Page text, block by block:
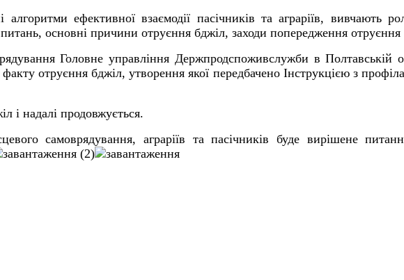
ефективної взаємодії пасічників та аграріїв, вивчають
основні причини отруєння бджіл, заходи попередження
Головне управління Держпродспоживслужби в Полтавській
факту отруєння бджіл, утворення якої передбачено Інструкцією з
і надалі продовжується.
самоврядування, аграріїв та пасічників буде вирішене